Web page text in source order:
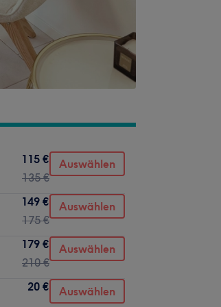
115 €
135 €
Auswählen
149 €
175 €
Auswählen
179 €
210 €
Auswählen
20 € Auswählen